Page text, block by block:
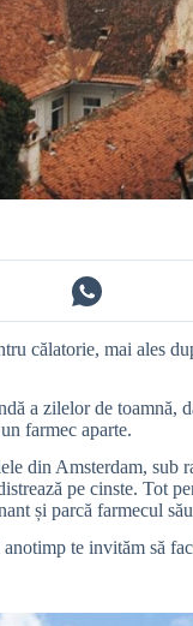
călatorie, mai ales
a zilelor de toamnă,
farmec aparte.
din Amsterdam, sub
pe cinste. Tot
și parcă farmecul
te invităm să